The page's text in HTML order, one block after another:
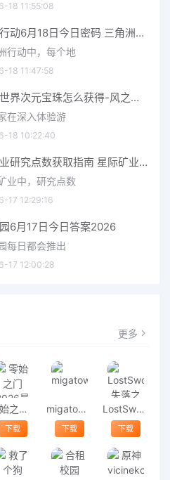
18 11:55:08
三角洲行动6月18日今日密码 三角洲行动2026年6月18今日摩斯密码分享
行动中，每个地
18 11:47:58
风之国世界次元宝珠怎么获得-风之国世界次元宝珠获取方法介绍
在深入体验游
18 10:22:40
星际矿业研究点数获取指南 星际矿业研究点数获取方法
业中，研究点数
17 12:29:16
6月17日今日答案2026
每日都会推出
17 12:00:28
更多
零始之门2026最新版
下载
migatowemyworld1.68
下载
LostSword失落之剑
下载